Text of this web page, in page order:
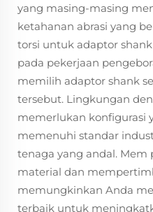
yang masing-masing
ketahanan abrasi yang
torsi untuk adaptor
pada pekerjaan
memilih adaptor shank
tersebut. Lingkungan
memerlukan konfigurasi
memenuhi standar
tenaga yang andal.
material dan
memungkinkan Anda
terbaik untuk